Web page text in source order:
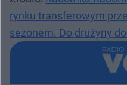
rynku transferowym
sezonem. Do drużyny